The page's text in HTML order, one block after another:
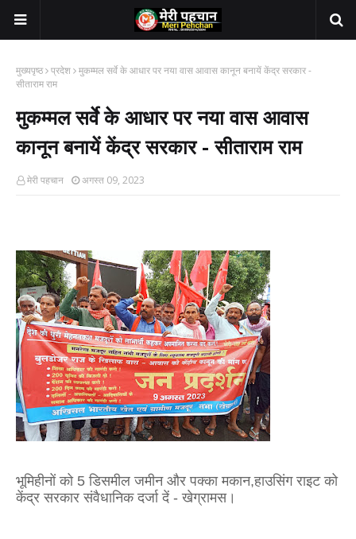
मुख्यपृष्ठ प्रदेश मुकम्मल सर्वे के आधार पर नया वास आवास कानून बनायें केंद्र सरकार -
सीताराम राम
मुकम्मल सर्वे के आधार पर नया वास आवास
कानून बनायें केंद्र सरकार - सीताराम राम
मेरी पहचान अगस्त 09, 2023
भूमिहीनों को 5 डिसमील जमीन और पक्का मकान,हाउसिंग राइट को
केंद्र सरकार संवैधानिक दर्जा दें - खेग्रामस।